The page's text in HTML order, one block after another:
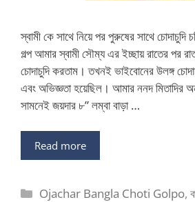
স্বামী কে সাথে নিয়ে পর পুরুষের সাথে চোদাচুদি
গল্প আমার স্বামী সৌম্য এর ইচ্ছায় রাতের পর রাত
চোদাচুদি করতাম। তখনই ভাইবোনের উলঙ্গ
এবং অভিজ্ঞতা হয়েছিল। আমার ননদ মিতাদির
সামনেই জয়দার ৮” লম্বা বাড়া …
Read more
Categories
Ojachar Bangla Choti Golpo,